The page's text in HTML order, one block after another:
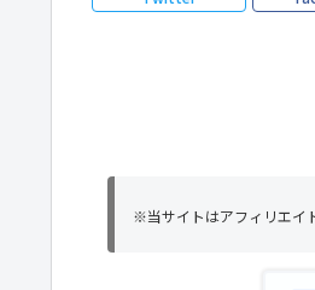
※当サイトはアフィリエイ